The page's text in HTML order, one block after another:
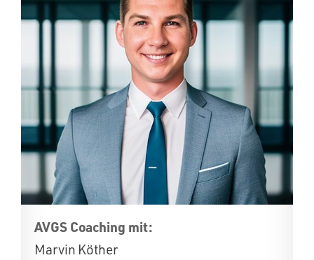
AVGS Coaching mit:
Marvin Köther